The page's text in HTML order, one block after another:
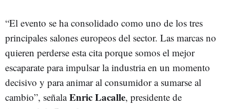
“El evento se ha consolidado como uno de los tres
principales salones europeos del sector. Las marcas no
quieren perderse esta cita porque somos el mejor
escaparate para impulsar la industria en un momento
decisivo y para animar al consumidor a sumarse al
cambio”, señalaEnric Lacalle, presidente de